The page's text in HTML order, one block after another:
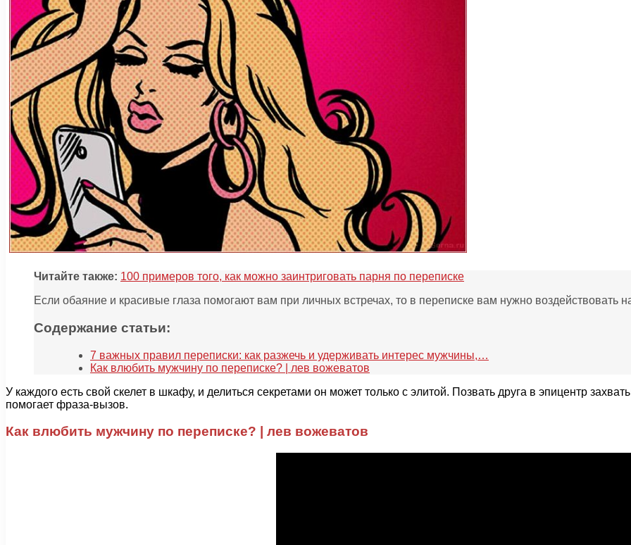
Читайте также: 100 примеров того, как можно заинтриговать парня по переписке
Если обаяние и красивые глаза помогают вам при личных встречах, то в переписке вам нужно
Содержание статьи:
7 важных правил переписки: как разжечь и удерживать интерес мужчины,…
Как влюбить мужчину по переписке? | лев вожеватов
У каждого есть свой скелет в шкафу, и делиться секретами он может только с элитой. Позвать друга в эпицентр
помогает фраза-вызов.
Как влюбить мужчину по переписке? | лев вожеватов